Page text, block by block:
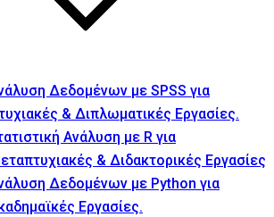
Δεδομένων με SPSS για
& Διπλωματικές Εργασίες.
Ανάλυση με R για
& Διδακτορικές Εργασίες
Δεδομένων με Python για
Εργασίες.